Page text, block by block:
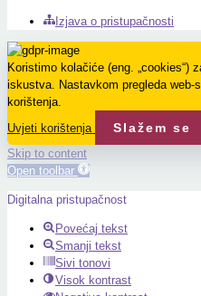
Izjava o pristupačnosti
Koristimo kolačiće (eng. „cookies“)
iskustva. Nastavkom pregleda
korištenja.
Uvjeti korištenja
Slažem se
Skip to content
Open toolbar
Digitalna pristupačnost
Povećaj tekst
Smanji tekst
Sivi tonovi
Visok kontrast